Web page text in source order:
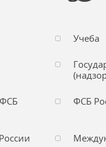
Учеба
ФСБ